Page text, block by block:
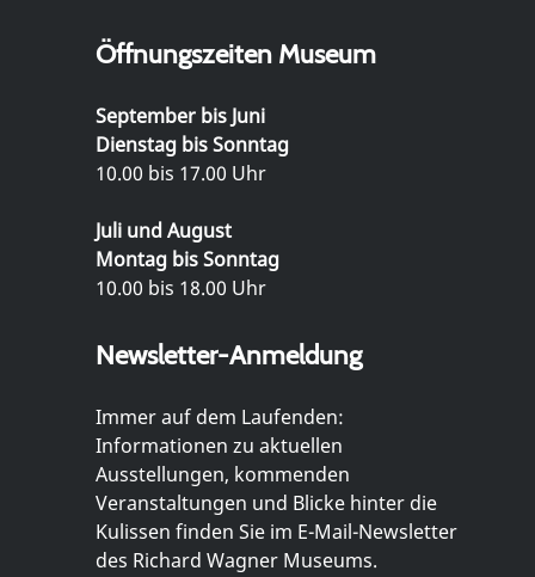
Öffnungszeiten Museum
September bis Juni
Dienstag bis Sonntag
10.00 bis 17.00 Uhr
Juli und August
Montag bis Sonntag
10.00 bis 18.00 Uhr
Newsletter-Anmeldung
Immer auf dem Laufenden:
Informationen zu aktuellen
Ausstellungen, kommenden
Veranstaltungen und Blicke hinter die
Kulissen finden Sie im E-Mail-Newsletter
des Richard Wagner Museums.